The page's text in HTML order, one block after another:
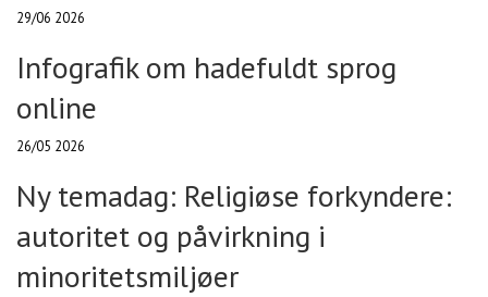
29/06 2026
Infografik om hadefuldt sprog
online
26/05 2026
Ny temadag: Religiøse forkyndere:
autoritet og påvirkning i
minoritetsmiljøer